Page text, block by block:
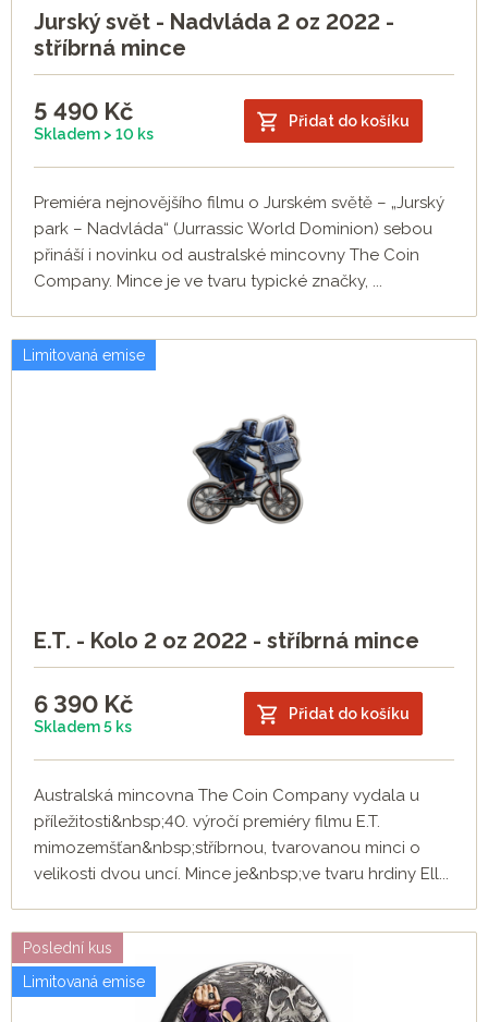
Jurský svět - Nadvláda 2 oz 2022 -
stříbrná mince
5 490 Kč
Skladem > 10 ks
Přidat do košíku
Premiéra nejnovějšího filmu o Jurském světě – „Jurský
park – Nadvláda“ (Jurrassic World Dominion) sebou
přináší i novinku od australské mincovny The Coin
Company. Mince je ve tvaru typické značky, ...
Limitovaná emise
E.T. - Kolo 2 oz 2022 - stříbrná mince
6 390 Kč
Skladem 5 ks
Přidat do košíku
Australská mincovna The Coin Company vydala u
příležitosti&nbsp;40. výročí premiéry filmu E.T.
mimozemšťan&nbsp;stříbrnou, tvarovanou minci o
velikosti dvou uncí. Mince je&nbsp;ve tvaru hrdiny Ell...
Poslední kus
Limitovaná emise